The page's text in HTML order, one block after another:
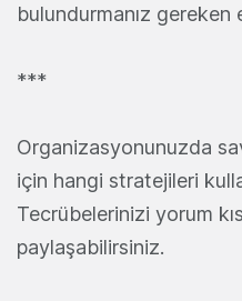
bulundurmanız gereken
***
Organizasyonunuzda
için hangi stratejileri
Tecrübelerinizi yorum
paylaşabilirsiniz.